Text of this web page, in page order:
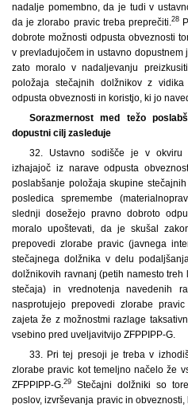
nadalje pomembno, da je tudi v
da je zlorabo pravic treba preprečiti.28
dobrote možnosti odpusta obveznosti
v prevladujočem in ustavno dopustnem
zato moralo v nadaljevanju
položaja stečajnih dolžnikov z
odpusta obveznosti in koristjo, ki jo
Sorazmernost med težo
dopustni cilj zasleduje
32. Ustavno sodišče je v okviru
izhajajoč iz narave odpusta
poslabšanje položaja skupine
posledica spremembe
slednji dosežejo pravno dobroto
moralo upoštevati, da je skušal
prepovedi zlorabe pravic (javnega
stečajnega dolžnika v delu
dolžnikovih ravnanj (petih namesto
stečaja) in vrednotenja navedenih
nasprotujejo prepovedi zlorabe
zajeta že z možnostmi razlage
vsebino pred uveljavitvijo ZFPPIPP-G.
33. Pri tej presoji je treba v
zlorabe pravic kot temeljno načelo že
ZFPPIPP-G. 29
Stečajni dolžniki so
poslov, izvrševanja pravic in